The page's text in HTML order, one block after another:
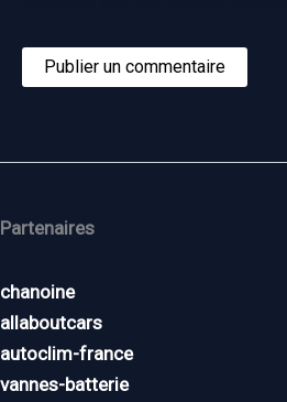
Partenaires
chanoine
allaboutcars
autoclim-france
vannes-batterie